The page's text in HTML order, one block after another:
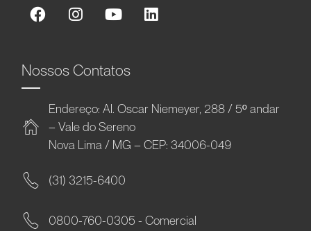
Nossos Contatos
Endereço: Al. Oscar Niemeyer, 288 / 5º andar
– Vale do Sereno
Nova Lima / MG – CEP: 34006-049
(31) 3215-6400
0800-760-0305 - Comercial